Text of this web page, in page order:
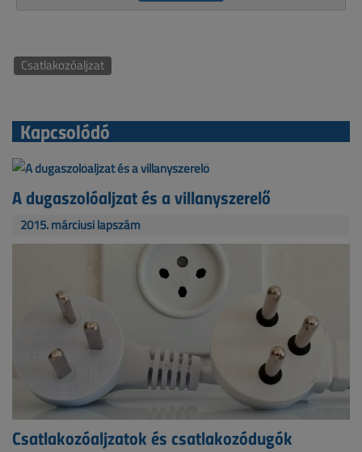
Csatlakozóaljzat
Kapcsolódó
A dugaszolóaljzat és a villanyszerelő
2015. márciusi lapszám
Csatlakozóaljzatok és csatlakozódugók